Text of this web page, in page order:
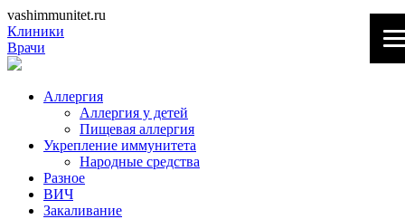
vashimmunitet.ru
Клиники
Врачи
Аллергия
Аллергия у детей
Пищевая аллергия
Укрепление иммунитета
Народные средства
Разное
ВИЧ
Закаливание